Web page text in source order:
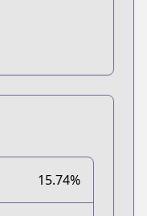
15.74%